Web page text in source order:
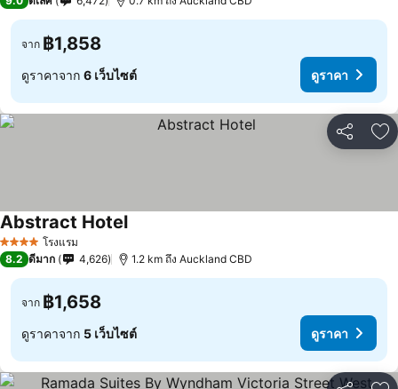
จาก ฿1,858
ดูราคาจาก 6 เว็บไซต์ ดูราคา
แชร์ เ
4 ดาว โรงแรม
Abstract Hotel
8.2 ดีมาก 4,626 1.2 km ถึง Auckland CBD
จาก ฿1,658
ดูราคาจาก 5 เว็บไซต์ ดูราคา